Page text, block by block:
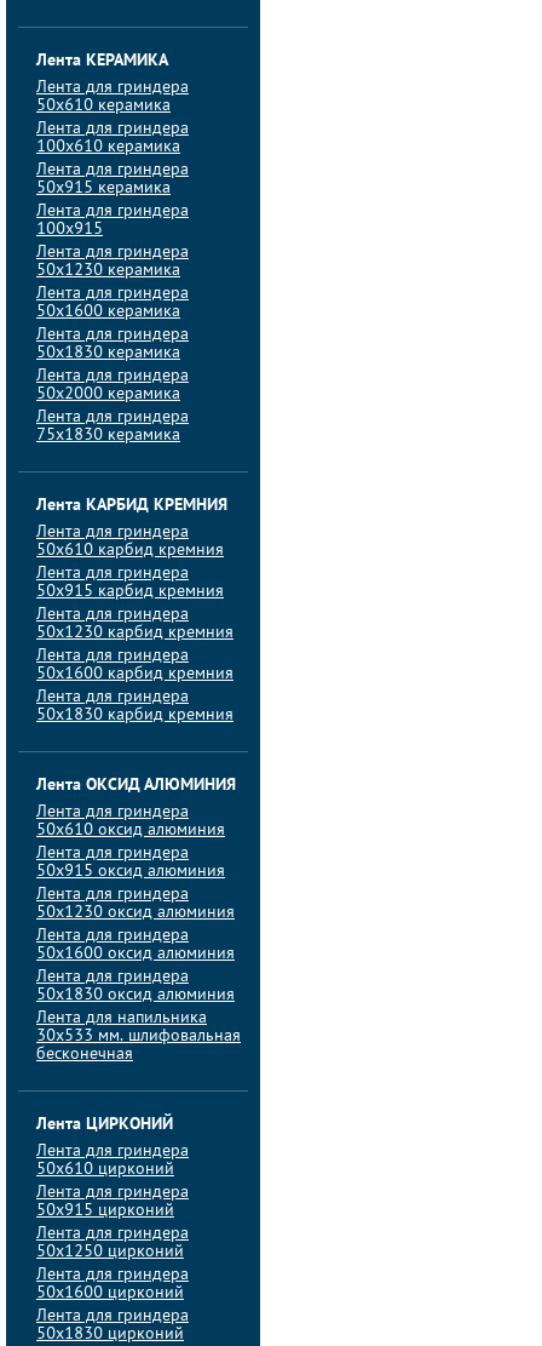
Лента КЕРАМИКА
Лента для гриндера
50х610 керамика
Лента для гриндера
100х610 керамика
Лента для гриндера
50х915 керамика
Лента для гриндера
100х915
Лента для гриндера
50х1230 керамика
Лента для гриндера
50х1600 керамика
Лента для гриндера
50х1830 керамика
Лента для гриндера
50х2000 керамика
Лента для гриндера
75х1830 керамика
Лента КАРБИД КРЕМНИЯ
Лента для гриндера
50х610 карбид кремния
Лента для гриндера
50х915 карбид кремния
Лента для гриндера
50х1230 карбид кремния
Лента для гриндера
50х1600 карбид кремния
Лента для гриндера
50х1830 карбид кремния
Лента ОКСИД АЛЮМИНИЯ
Лента для гриндера
50х610 оксид алюминия
Лента для гриндера
50х915 оксид алюминия
Лента для гриндера
50х1230 оксид алюминия
Лента для гриндера
50х1600 оксид алюминия
Лента для гриндера
50х1830 оксид алюминия
Лента для напильника
30х533 мм. шлифовальная
бесконечная
Лента ЦИРКОНИЙ
Лента для гриндера
50х610 цирконий
Лента для гриндера
50х915 цирконий
Лента для гриндера
50х1250 цирконий
Лента для гриндера
50х1600 цирконий
Лента для гриндера
50x1830 цирконий